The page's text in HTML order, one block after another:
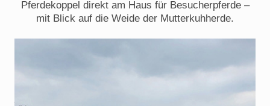
Pferdekoppel direkt am Haus für Besucherpferde –
mit Blick auf die Weide der Mutterkuhherde.